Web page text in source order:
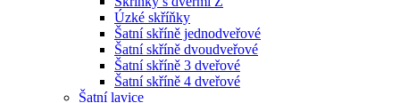
Úzké skříňky
Šatní skříně jednodveřové
Šatní skříně dvoudveřové
Šatní skříně 3 dveřové
Šatní skříně 4 dveřové
Šatní lavice